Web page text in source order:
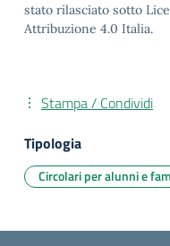
stato rilasciato sotto
Attribuzione 4.0 Italia.
Stampa / Condividi
Tipologia
Circolari per alunni e